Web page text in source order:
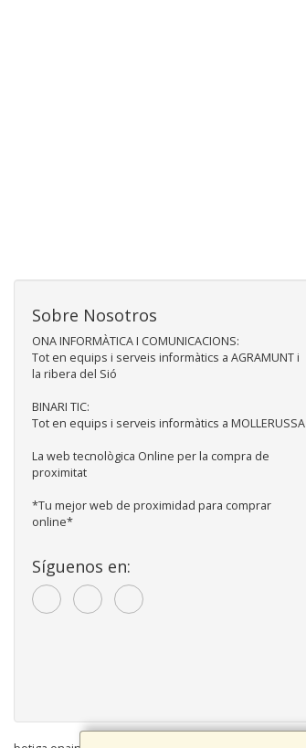
Sobre Nosotros
ONA INFORMÀTICA I COMUNICACIONS:
Tot en equips i serveis informàtics a AGRAMUNT i
la ribera del Sió
BINARI TIC:
Tot en equips i serveis informàtics a MOLLERUSSA
La web tecnològica Online per la compra de
proximitat
*Tu mejor web de proximidad para comprar
online*
Síguenos en: